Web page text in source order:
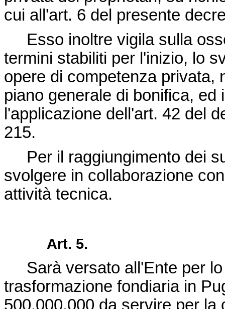
cui all'art. 6 del presente
Esso inoltre vigila sulla
termini stabiliti per l'inizio, lo
opere di competenza privata,
piano generale di bonifica,
l'applicazione dell'art. 42 del
215.
Per il raggiungimento dei
svolgere in collaborazione
attività tecnica.
Art. 5.
Sarà versato all'Ente per lo
trasformazione fondiaria in
500.000.000 da servire per la